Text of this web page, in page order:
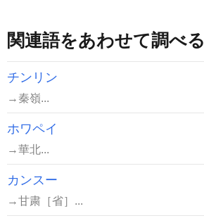
関連語をあわせて調べる
チンリン
→秦嶺...
ホワペイ
→華北...
カンスー
→甘粛［省］...